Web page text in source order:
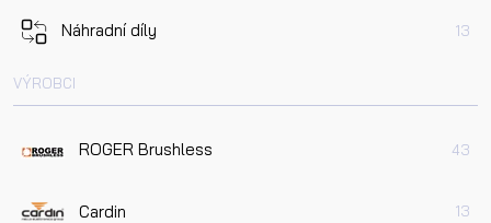
Náhradní díly 13
VÝROBCI
ROGER Brushless 43
Cardin 13